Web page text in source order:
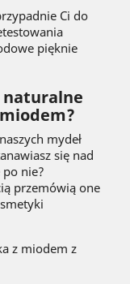
Ci do
pięknie
naturalne
mydeł
się nad
nie?
przemówią one
z miodem z